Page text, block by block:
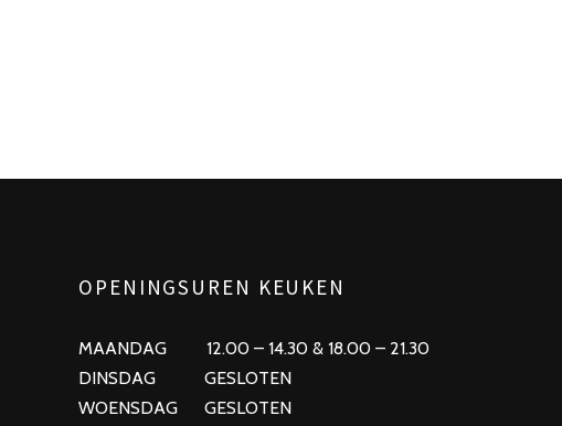
OPENINGSUREN KEUKEN
MAANDAG 12.00 – 14.30 & 18.00 – 21.30
DINSDAG GESLOTEN
WOENSDAG GESLOTEN